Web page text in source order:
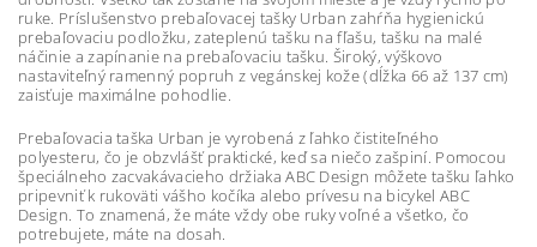
ruke. Príslušenstvo prebaľovacej tašky Urban zahŕňa hygienickú
prebaľovaciu podložku, zateplenú tašku na fľašu, tašku na malé
náčinie a zapínanie na prebaľovaciu tašku. Široký, výškovo
nastaviteľný ramenný popruh z vegánskej kože (dĺžka 66 až 137 cm)
zaisťuje maximálne pohodlie.
Prebaľovacia taška Urban je vyrobená z ľahko čistiteľného
polyesteru, čo je obzvlášť praktické, keď sa niečo zašpiní. Pomocou
špeciálneho zacvakávacieho držiaka ABC Design môžete tašku ľahko
pripevniť k rukoväti vášho kočíka alebo prívesu na bicykel ABC
Design. To znamená, že máte vždy obe ruky voľné a všetko, čo
potrebujete, máte na dosah.